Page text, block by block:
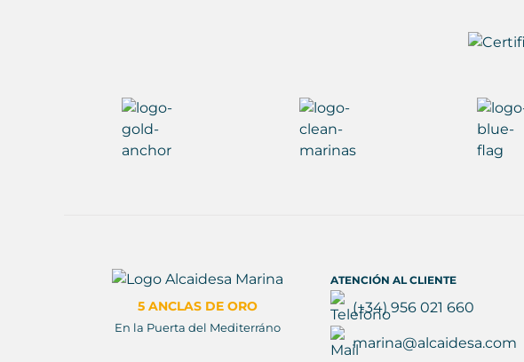
5 ANCLAS DE ORO
En la Puerta del Mediterráno
ATENCIÓN AL CLIENTE
(+34) 956 021 660
marina@alcaidesa.com